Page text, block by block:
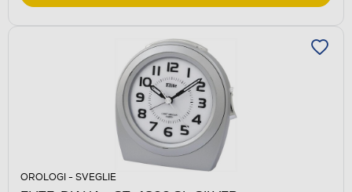
OROLOGI - SVEGLIE